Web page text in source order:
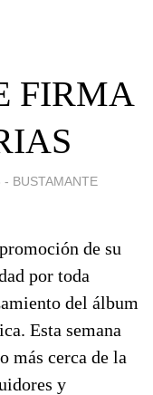
FIRMA
- BUSTAMANTE
de su
por toda
del álbum
Esta semana
más cerca de la
y